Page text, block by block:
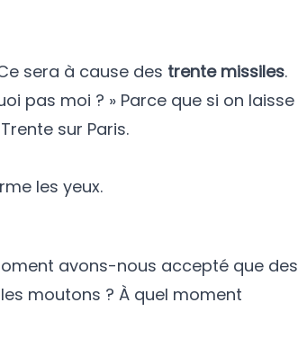
sera à cause des trente missiles.
pas moi ? » Parce que si on laisse
sur Paris.
les yeux.
avons-nous accepté que des
moutons ? À quel moment